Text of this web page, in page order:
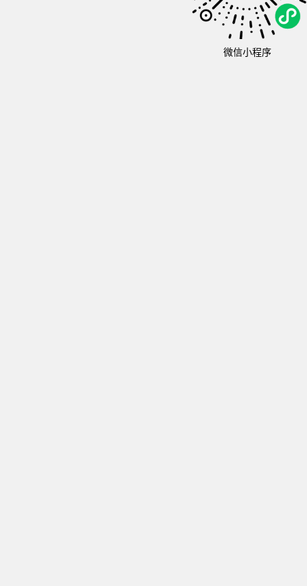
微信小程序